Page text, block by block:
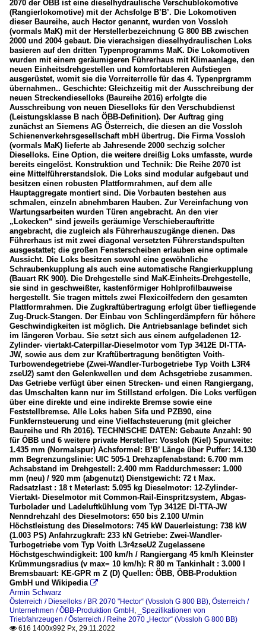
2070 der ÖBB ist eine dieselhydraulische Verschublokomotive
(Rangierlokomotive) mit der Achsfolge B’B’. Die Lokomotiven
dieser Baureihe, auch Hector genannt, wurden von Vossloh
(vormals MaK) mit der Herstellerbezeichnung G 800 BB zwischen
2000 und 2004 gebaut. Die vierachsigen dieselhydraulischen Loks
basieren auf den dritten Typenprogramms MaK. Die Lokomotiven
wurden mit einem geräumigeren Führerhaus mit Klimaanlage, den
neuen Einheitsdrehgestellen und komfortableren Aufstiegen
ausgerüstet, womit sie die Vorreiterrolle für das 4. Typenprgramm
übernahmen.. Geschichte: Gleichzeitig mit der Ausschreibung der
neuen Streckendieselloks (Baureihe 2016) erfolgte die
Ausschreibung von neuen Dieselloks für den Verschubdienst
(Leistungsklasse B nach ÖBB-Definition). Der Auftrag ging
zunächst an Siemens AG Österreich, die diesen an die Vossloh
Schienenverkehrsgesellschaft mbH übertrug. Die Firma Vossloh
(vormals MaK) lieferte ab Jahresende 2000 sechzig solcher
Dieselloks. Eine Option, die weitere dreißig Loks umfasste, wurde
bereits eingelöst. Konstruktion und Technik: Die Reihe 2070 ist
eine Mittelführerstandslok. Die Loks sind modular aufgebaut und
besitzen einen robusten Plattformrahmen, auf dem alle
Hauptaggregate montiert sind. Die Vorbauten bestehen aus
schmalen, einzeln abnehmbaren Hauben. Zur Vereinfachung von
Wartungsarbeiten wurden Türen angebracht. An den vier
„Lokecken“ sind jeweils geräumige Verschieberauftritte
angebracht, die zugleich als Führerhauszugänge dienen. Das
Führerhaus ist mit zwei diagonal versetzten Führerstandspulten
ausgestattet; die großen Fensterscheiben erlauben eine optimale
Aussicht. Die Loks besitzen sowohl eine gewöhnliche
Schraubenkupplung als auch eine automatische Rangierkupplung
(Bauart RK 900). Die Drehgestelle sind MaK-Einheits-Drehgestelle,
sie sind in geschweißter, kastenförmiger Hohlprofilbauweise
hergestellt. Sie tragen mittels zwei Flexicoilfedern den gesamten
Plattformrahmen. Die Zugkraftübertragung erfolgt über tiefliegende
Zug-Druck-Stangen. Der Einbau von Schlingerdämpfern für höhere
Geschwindigkeiten ist möglich. Die Antriebsanlage befindet sich
im längeren Vorbau. Sie setzt sich aus einem aufgeladenen 12-
Zylinder- viertakt-Caterpillar-Dieselmotor vom Typ 3412E DI-TTA-
JW, sowie aus dem zur Kraftübertragung benötigten Voith-
Turbowendegetriebe (Zwei-Wandler-Turbogetriebe Typ Voith L3R4
zseU2) samt den Gelenkwellen und dem Achsgetriebe zusammen.
Das Getriebe verfügt über einen Strecken- und einen Rangiergang,
das Umschalten kann nur im Stillstand erfolgen. Die Loks verfügen
über eine direkte und eine indirekte Bremse sowie eine
Feststellbremse. Alle Loks haben Sifa und PZB90, eine
Funkfernsteuerung und eine Vielfachsteuerung (mit gleicher
Baureihe und Rh 2016). TECHNISCHE DATEN: Gebaute Anzahl: 90
für ÖBB und 6 weitere private Hersteller: Vossloh (Kiel) Spurweite:
1.435 mm (Normalspur) Achsformel: B’B’ Länge über Puffer: 14.130
mm Begrenzungslinie: UIC 505-1 Drehzapfenabstand: 6.700 mm
Achsabstand im Drehgestell: 2.400 mm Raddurchmesser: 1.000
mm (neu) / 920 mm (abgenutzt) Dienstgewicht: 72 t Max.
Radsatzlast : 18 t Meterlast: 5.095 kg Dieselmotor: 12-Zylinder-
Viertakt- Dieselmotor mit Common-Rail-Einspritzsystem, Abgas-
Turbolader und Ladeluftkühlung vom Typ 3412E DI-TTA-JW
Nenndrehzahl des Dieselmotors: 650 bis 2.100 U/min
Höchstleistung des Dieselmotors: 745 kW Dauerleistung: 738 kW
(1.003 PS) Anfahrzugkraft: 233 kN Getriebe: Zwei-Wandler-
Turbogetriebe vom Typ Voith L3r4zseU2 Zugelassene
Höchstgeschwindigkeit: 100 km/h / Rangiergang 45 km/h Kleinster
Krümmungsradius (v max= 10 km/h): R 80 m Tankinhalt : 3.000 l
Bremsbauart: KE-GPR m Z (D) Quellen: ÖBB, ÖBB-Produktion
GmbH und Wikipedia 
Armin Schwarz
Österreich / Dieselloks / BR 2070 "Hector“ (Vossloh G 800 BB), Österreich /
Unternehmen / ÖBB-Produktion GmbH ,
_Spezifikationen von
Triebfahrzeugen / Österreich / Reihe 2070 „Hector“ (Vossloh G 800 BB)
 616 1400x992 Px, 29.11.2022